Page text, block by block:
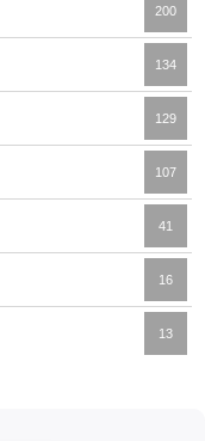
200
134
129
107
41
16
13